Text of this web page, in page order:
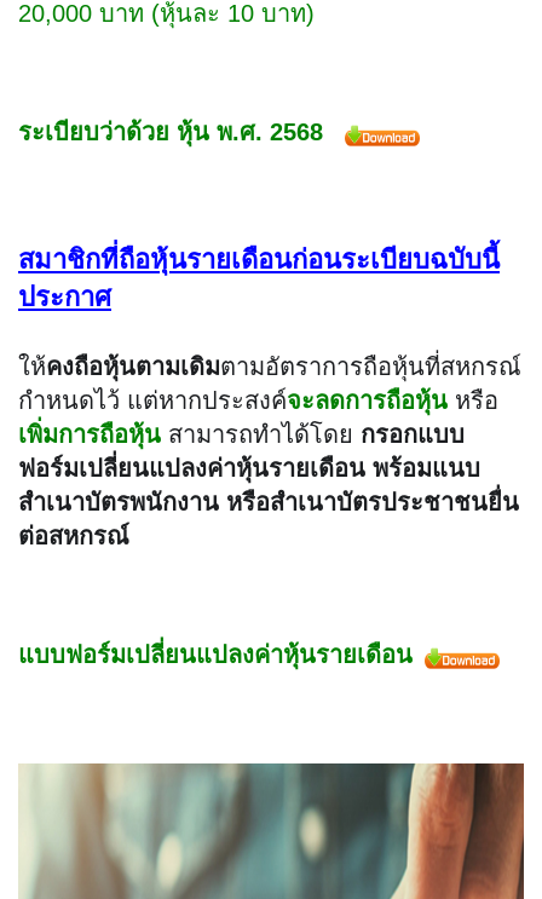
20,000 บาท (หุ้นละ 10 บาท)
ระเบียบว่าด้วย หุ้น พ.ศ. 2568
สมาชิกที่ถือหุ้นรายเดือนก่อนระเบียบฉบับนี้
ประกาศ
ให้คงถือหุ้นตามเดิมตามอัตราการถือหุ้นที่สหกรณ์
กำหนดไว้ แต่หากประสงค์จะลดการถือหุ้น หรือ
เพิ่มการถือหุ้น สามารถทำได้โดย กรอกแบบ
ฟอร์มเปลี่ยนแปลงค่าหุ้นรายเดือน พร้อมแนบ
สำเนาบัตรพนักงาน หรือสำเนาบัตรประชาชนยื่น
ต่อสหกรณ์
แบบฟอร์มเปลี่ยนแปลงค่าหุ้นรายเดือน